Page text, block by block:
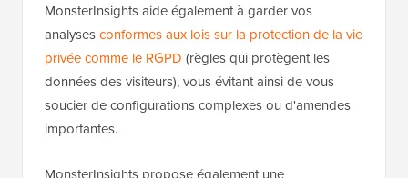
MonsterInsights aide également à garder vos
analysesconformes aux lois sur la protection de la vie
privée comme le RGPD (règles qui protègent les
données des visiteurs), vous évitant ainsi de vous
soucier de configurations complexes ou d'amendes
importantes.